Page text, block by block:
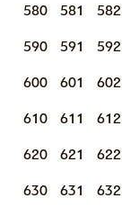
580 581 582
590 591 592
600 601 602
610 611 612
620 621 622
630 631 632